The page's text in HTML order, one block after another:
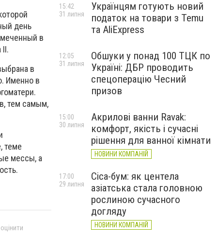
день
в
II.
в
Именно в
тем самым,
теме
мессы, а
Українцям готують новий
податок на товари з Temu
та AliExpress
15:42
31 липня
Обшуки у понад 100 ТЦК по
Україні: ДБР проводить
спецоперацію Чесний
призов
12:05
31 липня
Акрилові ванни Ravak:
комфорт, якість і сучасні
рішення для ванної кімнати
НОВИНИ КОМПАНІЙ
15:00
30 липня
Cica-бум: як центела
азіатська стала головною
рослиною сучасного
догляду
НОВИНИ КОМПАНІЙ
17:00
29 липня